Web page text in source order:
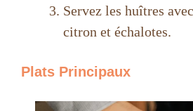
Servez les huîtres
citron et échalotes.
Plats Principaux